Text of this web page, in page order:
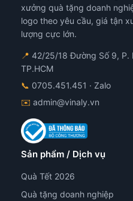
xưởng quà tặng doanh
logo theo yêu cầu, giá tận
lượng cực lớn.
📍 42/25/18 Đường Số 9, P.
TP.HCM
📞 0705.451.451 · Zalo
✉️ admin@vinaly.vn
Sản phẩm / Dịch vụ
Quà Tết 2026
Quà tặng doanh nghiệp